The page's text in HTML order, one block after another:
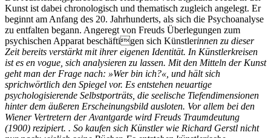
Kunst ist dabei chronologisch und thematisch zugleich angelegt. Er
beginnt am Anfang des 20. Jahrhunderts, als sich die Psychoanalyse
zu entfalten begann. Angeregt von Freuds Überlegungen zum
psychischen Apparat beschäftigen sich Künstlerinnen zu dieser
Zeit bereits verstärkt mit ihrer eigenen Identität. In Künstlerkreisen
ist es en vogue, sich analysieren zu lassen. Mit den Mitteln der Kunst
geht man der Frage nach: »Wer bin ich?«, und hält sich
sprichwörtlich den Spiegel vor. Es entstehen neuartige
psychologisierende Selbstporträts, die seelische Tiefendimensionen
hinter dem äußeren Erscheinungsbild ausloten. Vor allem bei den
Wiener Vertretern der Avantgarde wird Freuds Traumdeutung
(1900) rezipiert. . So kaufen sich Künstler wie Richard Gerstl nicht